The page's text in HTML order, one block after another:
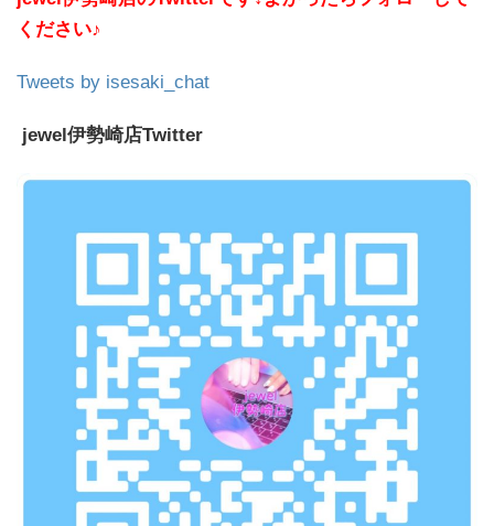
ください♪
Tweets by isesaki_chat
jewel伊勢崎店Twitter